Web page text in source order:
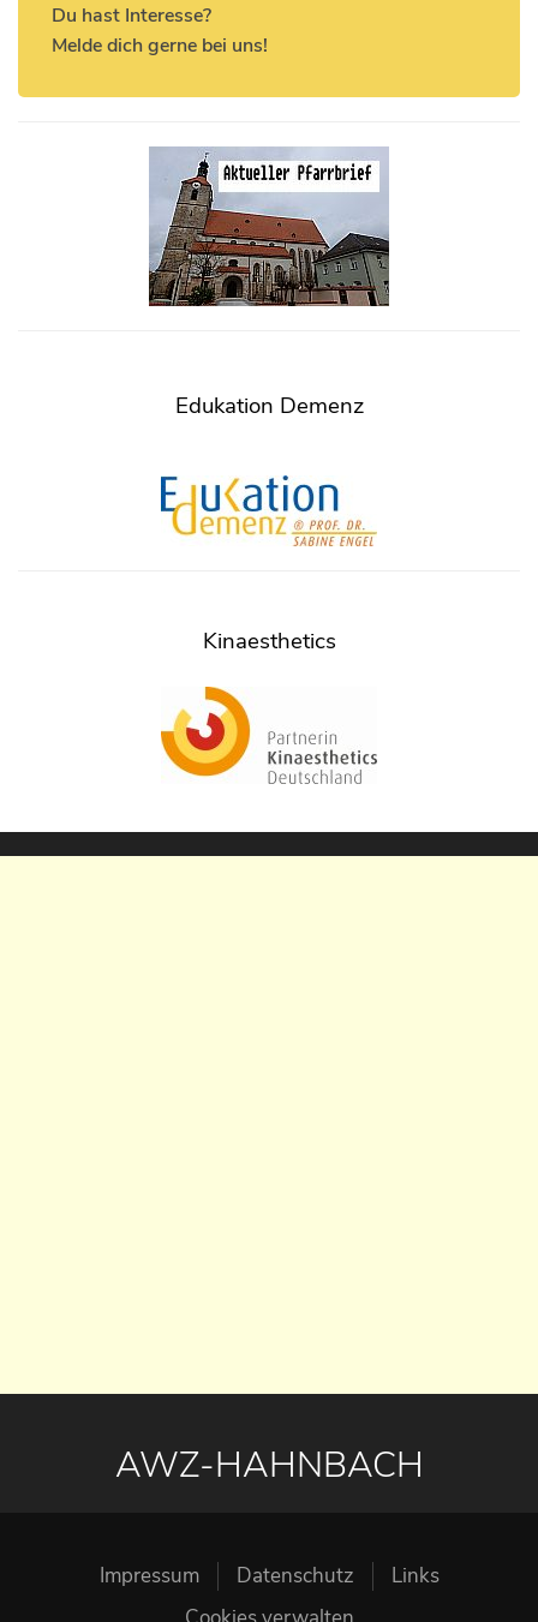
Du hast Interesse?
Melde dich gerne bei uns!
Edukation Demenz
Kinaesthetics
AWZ-HAHNBACH
Impressum Datenschutz
Links